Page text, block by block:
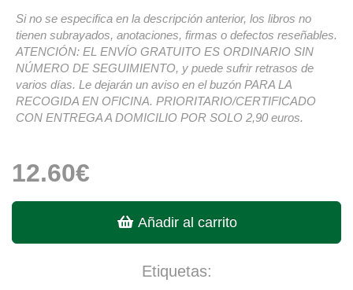
Si no se especifica en la descripción anterior, los libros no
tienen subrayados, anotaciones, firmas o defectos reseñables.
ATENCIÓN: EL ENVÍO GRATUITO ES ORDINARIO SIN
NÚMERO DE SEGUIMIENTO, y puede sufrir retrasos de
varios días. Le dejarán un aviso en el buzón PARA LA
RECOGIDA EN OFICINA. PRIORITARIO/CERTIFICADO
CON ENTREGA A DOMICILIO POR SOLO 2,90 euros.
12.60€
Añadir al carrito
Etiquetas: